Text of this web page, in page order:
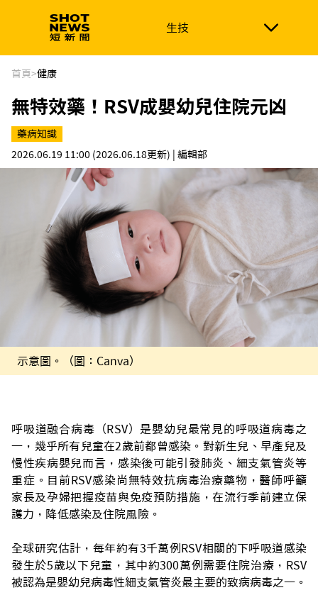
生技
生技 政治
新南向 體育
首頁>健康
無特效藥！RSV成嬰幼兒住院元凶
藥病知識
2026.06.19 11:00 (2026.06.18更新) | 編輯部
示意圖。（圖：Canva）
呼吸道融合病毒（RSV）是嬰幼兒最常見的呼吸道病毒之
一，幾乎所有兒童在2歲前都曾感染。對新生兒、早產兒及
慢性疾病嬰兒而言，感染後可能引發肺炎、細支氣管炎等
重症。目前RSV感染尚無特效抗病毒治療藥物，醫師呼籲
家長及孕婦把握疫苗與免疫預防措施，在流行季前建立保
護力，降低感染及住院風險。
全球研究估計，每年約有3千萬例RSV相關的下呼吸道感染
發生於5歲以下兒童，其中約300萬例需要住院治療，RSV
被認為是嬰幼兒病毒性細支氣管炎最主要的致病病毒之一。